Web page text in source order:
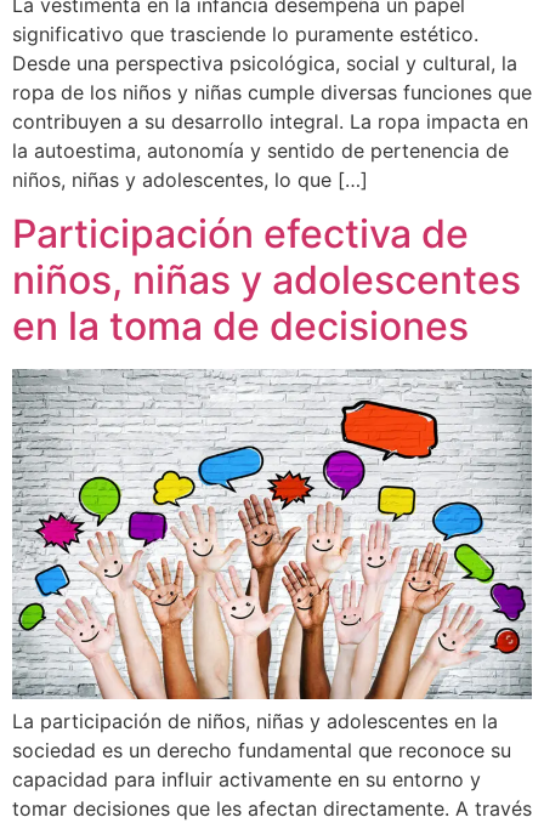
significativo que trasciende lo puramente estético.
Desde una perspectiva psicológica, social y cultural, la
ropa de los niños y niñas cumple diversas funciones que
contribuyen a su desarrollo integral. La ropa impacta en
la autoestima, autonomía y sentido de pertenencia de
niños, niñas y adolescentes, lo que […]
Participación efectiva de
niños, niñas y adolescentes
en la toma de decisiones
La participación de niños, niñas y adolescentes en la
sociedad es un derecho fundamental que reconoce su
capacidad para influir activamente en su entorno y
tomar decisiones que les afectan directamente. A través